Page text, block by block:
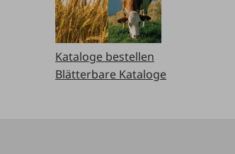
Kataloge bestellen
Blätterbare Kataloge